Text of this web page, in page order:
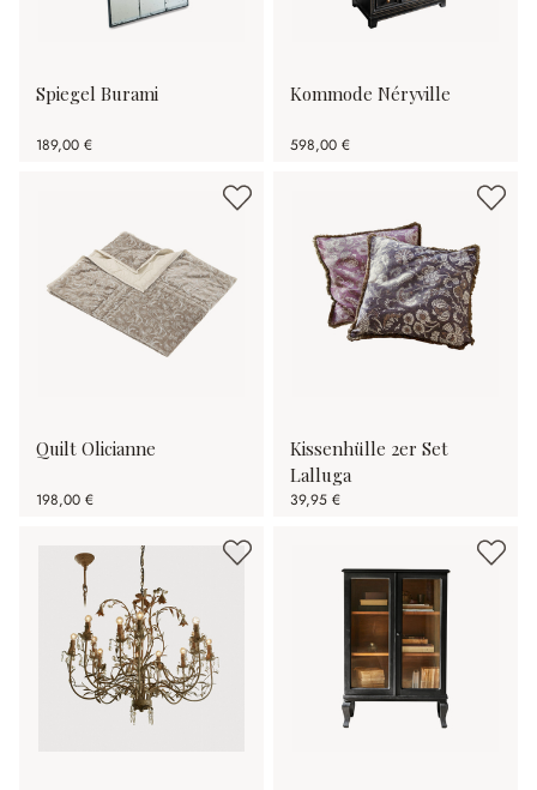
Spiegel Burami
189,00 €
Kommode Néryville
598,00 €
Quilt Olicianne
198,00 €
Kissenhülle 2er Set
Lalluga
39,95 €